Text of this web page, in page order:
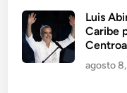
Luis
Caribe
agosto